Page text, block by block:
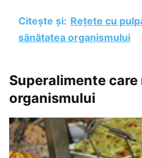
Citește și: Rețete cu
sănătatea organismului
Superalimente
organismului